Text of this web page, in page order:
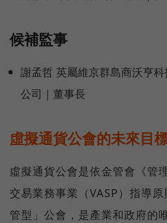
候補監事
謝孟哲 英屬維京群島商沃亨
公司｜董事長
虛擬通貨公會的未來目
虛擬通貨公會是依金管會《管
交易業務事業（VASP）指導
管型」公會，是產業和政府的